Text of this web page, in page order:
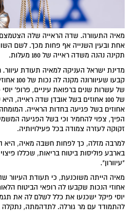
אחת ובעין השנייה אף פחות מכך. לשם
תקינה נהנה משדה ראייה של 180 מעלות.
מדינת ישראל העניקה למאיה תעודת עיוור.
קבעו
של עשרות שנים ברפואת עיניים, פרופ'
אחוזים בשל פגיעה בחדות הראייה.
הפיך, צפוי להחמיר וכי בשל הפגיעה
זקוקה לעזרה צמודה בכל פעילויותיה.
למרבה מזלה, כך לפחות חשבה מאיה, היא
בארבע פוליסות ביטוח בריאות, שכללו
"עיוורון".
אחוזי הנכות שקבעו לה רופאי הביטוח
יוסי פיקל ישכנעו את כלל לשלם לה את
להתמודד עם מר גורלה. לתדהמתה, נתקלה